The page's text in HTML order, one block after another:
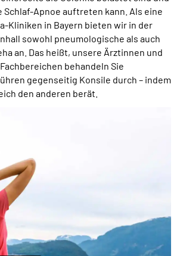
Apnoe auftreten kann. Als eine
Kliniken in Bayern bieten wir in der
sowohl pneumologische als auch
an. Das heißt, unsere Ärztinnen und
behandeln Sie
gegenseitig Konsile durch – indem
den anderen berät.